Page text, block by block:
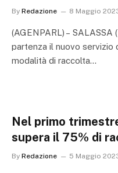
By Redazione 8 Maggio
(AGENPARL) – SALASSA
partenza il nuovo servizio
modalità di raccolta…
Nel primo
supera il 75% di
By Redazione 5 Maggio